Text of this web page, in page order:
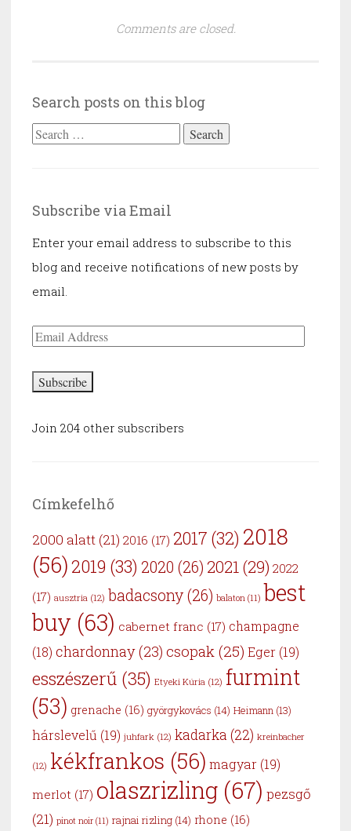
Comments are closed.
Search posts on this blog
Search
Subscribe via Email
Enter your email address to subscribe to this
blog and receive notifications of new posts by
email.
Email
Subscribe
Join 204 other subscribers
Címkefelhő
2000 alatt (21) 2016 (17) 2017 (32) 2018
(56)2019 (33) 2020 (26) 2021(29) 2022
(17) ausztria (12) badacsony (26) balaton (11) best
buy (63) cabernet franc (17) champagne
(18) chardonnay(23) csopak (25) Eger (19)
esszészerű (35) Etyeki Kúria (12) furmint
(53) grenache (16) györgykovács (14) Heimann (13)
hárslevelű (19) juhfark (12) kadarka (22) kreinbacher
(12) kékfrankos (56) magyar (19)
merlot (17) olaszrizling (67) pezsgő
(21) pinot noir (11) rajnai rizling (14) rhone (16)